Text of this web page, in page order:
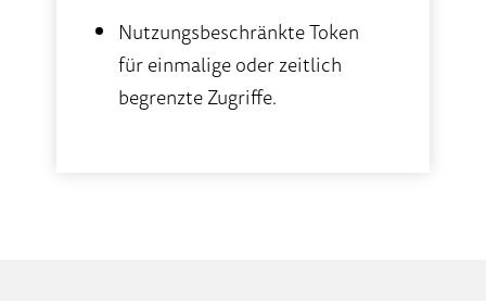
Nutzungsbeschränkte Token
für einmalige oder zeitlich
begrenzte Zugriffe.